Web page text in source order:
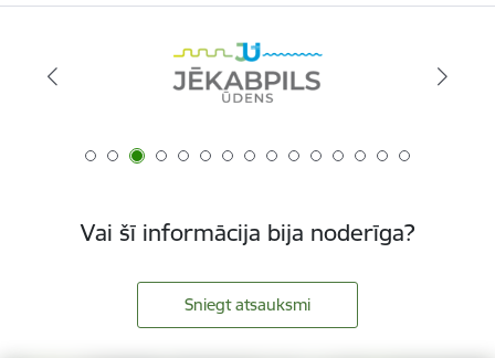
Vai šī informācija bija noderīga?
Sniegt atsauksmi